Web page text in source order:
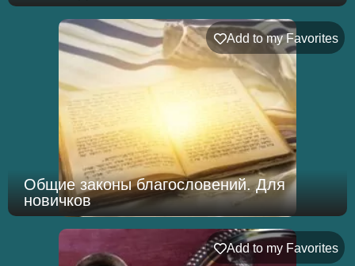
Add to my Favorites
Общие законы благословений. Для
новичков
Add to my Favorites